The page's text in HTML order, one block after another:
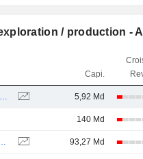
/ production -
Capi.
RESOURCES LTD. 5,92 Md
140 Md
RESOURCES LIMITED 93,27 Md